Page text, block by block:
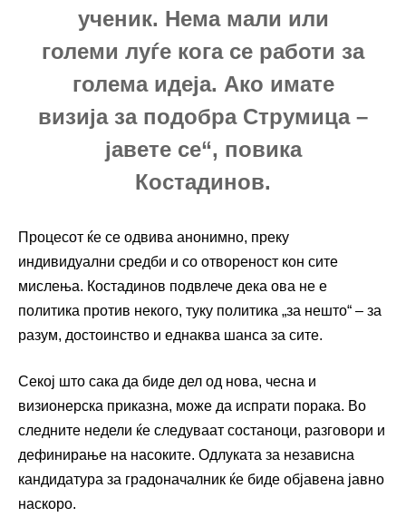
ученик. Нема мали или
големи луѓе кога се работи за
голема идеја. Ако имате
визија за подобра Струмица –
јавете се“, повика
Костадинов.
Процесот ќе се одвива анонимно, преку
индивидуални средби и со отвореност кон сите
мислења. Костадинов подвлече дека ова не е
политика против некого, туку политика „за нешто“ – за
разум, достоинство и еднаква шанса за сите.
Секој што сака да биде дел од нова, чесна и
визионерска приказна, може да испрати порака. Во
следните недели ќе следуваат состаноци, разговори и
дефинирање на насоките. Одлуката за независна
кандидатура за градоначалник ќе биде објавена јавно
наскоро.